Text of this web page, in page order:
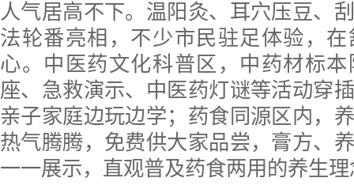
人气居高不下。温阳灸、耳穴压豆、
法轮番亮相，不少市民驻足体验，
心。中医药文化科普区，中药材标
座、急救演示、中医药灯谜等活动穿
亲子家庭边玩边学；药食同源区内，
热气腾腾，免费供大家品尝，膏方、
一一展示，直观普及药食两用的养生